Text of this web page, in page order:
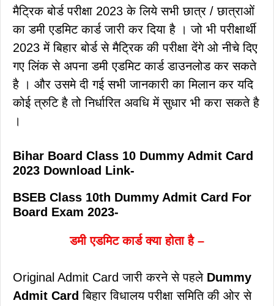
मैट्रिक बोर्ड परीक्षा 2023 के लिये सभी छात्र / छात्राओं
का डमी एडमिट कार्ड जारी कर दिया है । जो भी परीक्षार्थी
2023 में बिहार बोर्ड से मैट्रिक की परीक्षा देंगे ओ नीचे दिए
गए लिंक से अपना डमी एडमिट कार्ड डाउनलोड कर सकते
है । और उसमे दी गई सभी जानकारी का मिलान कर यदि
कोई त्रुटि है तो निर्धारित अवधि में सुधार भी करा सकते है
।
Bihar Board Class 10 Dummy Admit Card
2023 Download Link-
BSEB Class 10th Dummy Admit Card For
Board Exam 2023-
डमी एडमिट कार्ड क्या होता है –
Original Admit Card जारी करने से पहले Dummy
Admit Card बिहार विधालय परीक्षा समिति की ओर से